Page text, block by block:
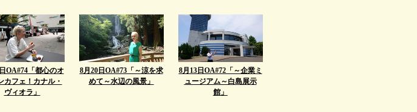
OA#74「都心のオ
カフェ！カナル・
ヴィオラ」
8月20日OA#73「～涼を求
めて～水辺の風景」
8月13日OA#72「～企業ミ
ュージアム～白島展示
館」